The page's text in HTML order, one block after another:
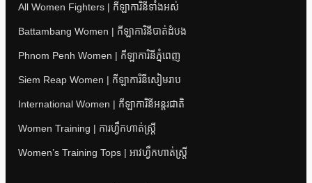
All Women Fighters | កីឡាការិនីទាំងអស់
Battambang Women | កីឡាការិនីបាត់ដំបង
Phnom Penh Women | កីឡាការិនីភ្នំពេញ
Siem Reap Women | កីឡាការិនីសៀមរាប
International Women | កីឡាការិនីអន្តរជាតិ
Women Training | ការហ្វឹកហាត់ស្ត្រី
Women’s Training Tops | អាវហ្វឹកហាត់ស្ត្រី